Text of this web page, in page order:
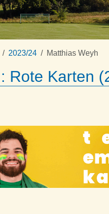
2023/24 Matthias Weyh
Rote Karten